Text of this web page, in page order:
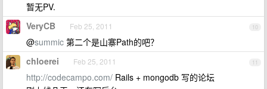
暂无PV.
10
VeryCB Feb 25, 2011
@summic 第二个是山寨Path的吧？
11
chloerei Feb 25, 2011
http://codecampo.com/ Rails + mongodb 写的论坛